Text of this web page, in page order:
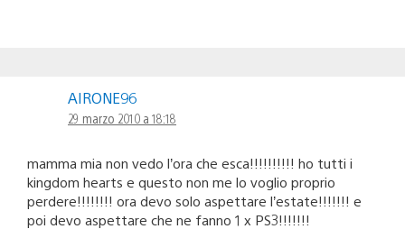
AIRONE96
29 marzo 2010 a 18:18
mamma mia non vedo l’ora che esca!!!!!!!!!! ho tutti i
kingdom hearts e questo non me lo voglio proprio
perdere!!!!!!!! ora devo solo aspettare l’estate!!!!!!! e
poi devo aspettare che ne fanno 1 x PS3!!!!!!!